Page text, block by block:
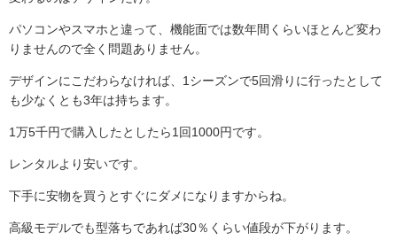
パソコンやスマホと違って、機能面では数年間くらいほとんど変わ
りませんので全く問題ありません。
デザインにこだわらなければ、1シーズンで5回滑りに行ったとして
も少なくとも3年は持ちます。
1万5千円で購入したとしたら1回1000円です。
レンタルより安いです。
下手に安物を買うとすぐにダメになりますからね。
高級モデルでも型落ちであれば30％くらい値段が下がります。